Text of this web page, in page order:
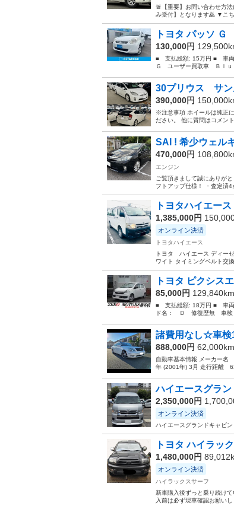
🚨【重要】お問い合わせ方
み受付】となります🙇 ▼こ
トヨタ パッソ
130,000円
■ 支払総額: 15万円 ■ 車
Ｇ ユーザー買取車 Ｂｌ
30プリウス サ
390,000円
※注意事項 ホイールは純正
ださい。 他に質問はコメン
SAI ! 希少ウェル
470,000円
エンジン
ご覧頂きまして誠にありが
フトアップ仕様！ ・査定済4
トヨタハイエー
1,385,000円
オンライン決済
トヨタハイエース
トヨタ ハイエース ディー
ワイト タイミングベルト交
トヨタ ピクシ
85,000円
■ 支払総額: 18万円 ■ 車
ド名： Ｄ 修復歴無 車検
諸費用なし☆車
888,000円
自動車基本情報 メーカー
年 (2001年) 3月 走行距離
ハイエースグラ
2,350,000円
オンライン決済
ハイエースグランドキャビ
トヨタ ハイラッ
1,480,000円
オンライン決済
ハイラックスサーフ
新車購入後ずっと乗り続け
入前は必ず現車確認お願い